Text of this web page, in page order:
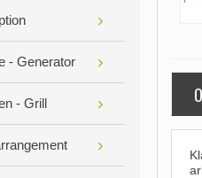
- Generator
- Grill